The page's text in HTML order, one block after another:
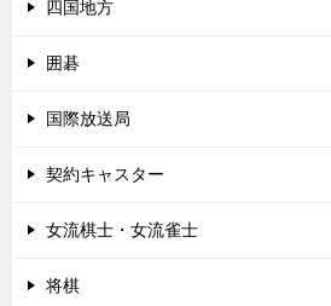
四国地方
囲碁
国際放送局
契約キャスター
女流棋士・女流雀士
将棋